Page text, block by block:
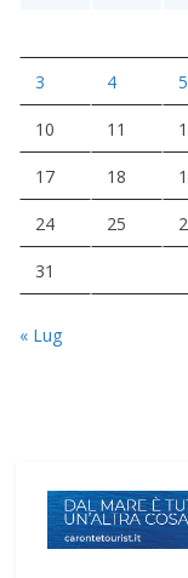
3 4 5
10 11
17 18
24 25
31
« Lug